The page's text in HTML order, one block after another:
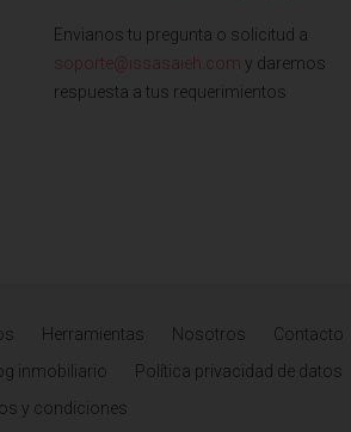
Envianos tu pregunta o solicitud a
soporte@issasaieh.com y daremos
respuesta a tus requerimientos
Herramientas Nosotros
Contacto
inmobiliario
Política privacidad de datos
y condiciones